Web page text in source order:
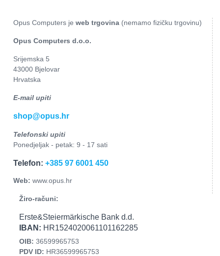
Opus Computers je web trgovina (nemamo fizičku trgovinu)
Opus Computers d.o.o.
Srijemska 5
43000 Bjelovar
Hrvatska
E-mail upiti
shop@opus.hr
Telefonski upiti
Ponedjeljak - petak: 9 - 17 sati
Telefon: +385 97 6001 450
Web: www.opus.hr
Žiro-računi:
Erste&Steiermärkische Bank d.d.
IBAN: HR1524020061101162285
OIB: 36599965753
PDV ID: HR36599965753